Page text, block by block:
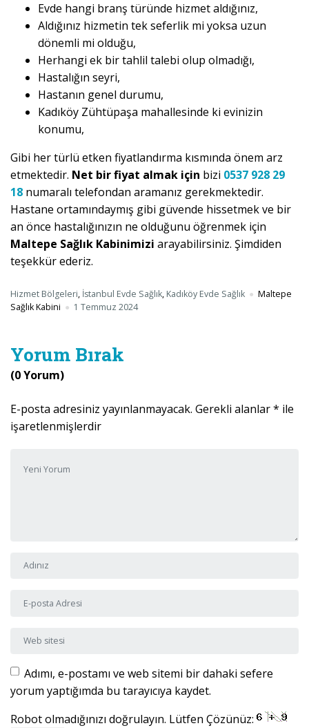
Evde hangi branş türünde hizmet aldığınız,
Aldığınız hizmetin tek seferlik mi yoksa uzun
dönemli mi olduğu,
Herhangi ek bir tahlil talebi olup olmadığı,
Hastalığın seyri,
Hastanın genel durumu,
Kadıköy Zühtüpaşa mahallesinde ki evinizin
konumu,
Gibi her türlü etken fiyatlandırma kısmında önem arz
etmektedir. Net bir fiyat almak için bizi 0537 928 29
18 numaralı telefondan aramanız gerekmektedir.
Hastane ortamındaymış gibi güvende hissetmek ve bir
an önce hastalığınızın ne olduğunu öğrenmek için
Maltepe Sağlık Kabinimizi arayabilirsiniz. Şimdiden
teşekkür ederiz.
Hizmet Bölgeleri, İstanbul Evde Sağlık, Kadıköy Evde Sağlık
Maltepe
Sağlık Kabini
1 Temmuz 2024
Yorum Bırak
(0 Yorum)
E-posta adresiniz yayınlanmayacak. Gerekli alanlar* ile
işaretlenmişlerdir
Adı ve Soyadı
E-posta Adresi
Web sitesi
Adımı, e-postamı ve web sitemi bir dahaki sefere
yorum yaptığımda bu tarayıcıya kaydet.
Robot olmadığınızı doğrulayın. Lütfen Çözünüz: